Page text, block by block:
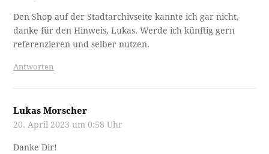
Den Shop auf der Stadtarchivseite kannte ich gar nicht,
danke für den Hinweis, Lukas. Werde ich künftig gern
referenzieren und selber nutzen.
Antworten
Lukas Morscher
20. April 2023 um 0:58 Uhr
Danke Dir!